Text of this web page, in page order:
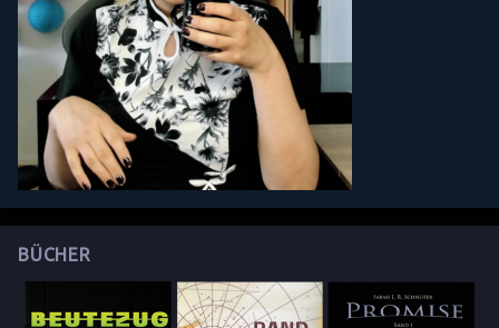
BÜCHER